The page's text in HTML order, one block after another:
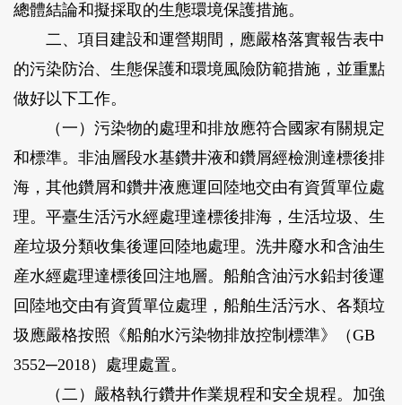
總體結論和擬採取的生態環境保護措施。
二、項目建設和運營期間，應嚴格落實報告表中
的污染防治、生態保護和環境風險防範措施，並重點
做好以下工作。
（一）污染物的處理和排放應符合國家有關規定
和標準。非油層段水基鑽井液和鑽屑經檢測達標後排
海，其他鑽屑和鑽井液應運回陸地交由有資質單位處
理。平臺生活污水經處理達標後排海，生活垃圾、生
産垃圾分類收集後運回陸地處理。洗井廢水和含油生
産水經處理達標後回注地層。船舶含油污水鉛封後運
回陸地交由有資質單位處理，船舶生活污水、各類垃
圾應嚴格按照《船舶水污染物排放控制標準》（GB
3552─2018）處理處置。
（二）嚴格執行鑽井作業規程和安全規程。加強